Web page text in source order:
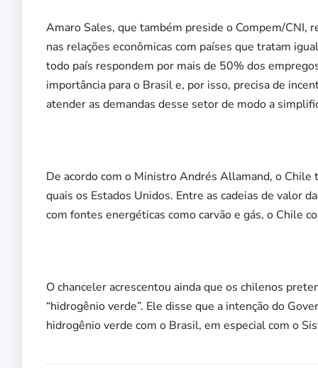
Amaro Sales, que também preside o Compem/CNI,
nas relações econômicas com países que tratam
todo país respondem por mais de 50% dos
importância para o Brasil e, por isso, precisa de
atender as demandas desse setor de modo a
De acordo com o Ministro Andrés Allamand, o
quais os Estados Unidos. Entre as cadeias de valor
com fontes energéticas como carvão e gás, o Chile
O chanceler acrescentou ainda que os chilenos
“hidrogênio verde”. Ele disse que a intenção do
hidrogênio verde com o Brasil, em especial com o